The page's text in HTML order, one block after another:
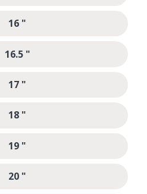
16 "
16.5 "
17 "
18 "
19 "
20 "